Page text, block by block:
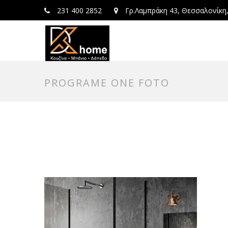
231 400 2852 Γρ.Λαμπράκη 43,
PROGRAME ONE FOTO